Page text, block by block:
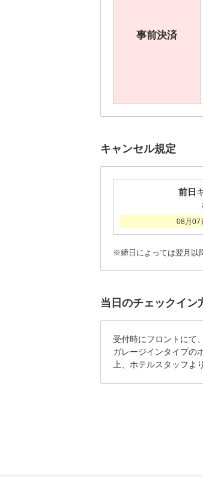
事前決済
キャンセル規定
前日
08月07
※締日によっては翌月以
当日のチェックイン
受付時にフロントにて
ガレージインタイプの
上、ホテルスタッフよ